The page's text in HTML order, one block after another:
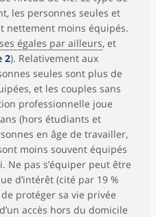
les personnes seules et
nettement moins équipés.
égales par ailleurs, et
2). Relativement aux
seules sont plus de
et les couples sans
professionnelle joue
(hors étudiants et
en âge de travailler,
moins souvent équipés
Ne pas s’équiper peut être
d’intérêt (cité par 19 %
protéger sa vie privée
accès hors du domicile